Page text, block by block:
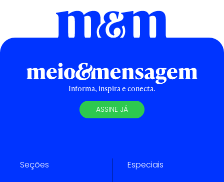
Informa, inspira e conecta.
ASSINE JÁ
Seções Especiais